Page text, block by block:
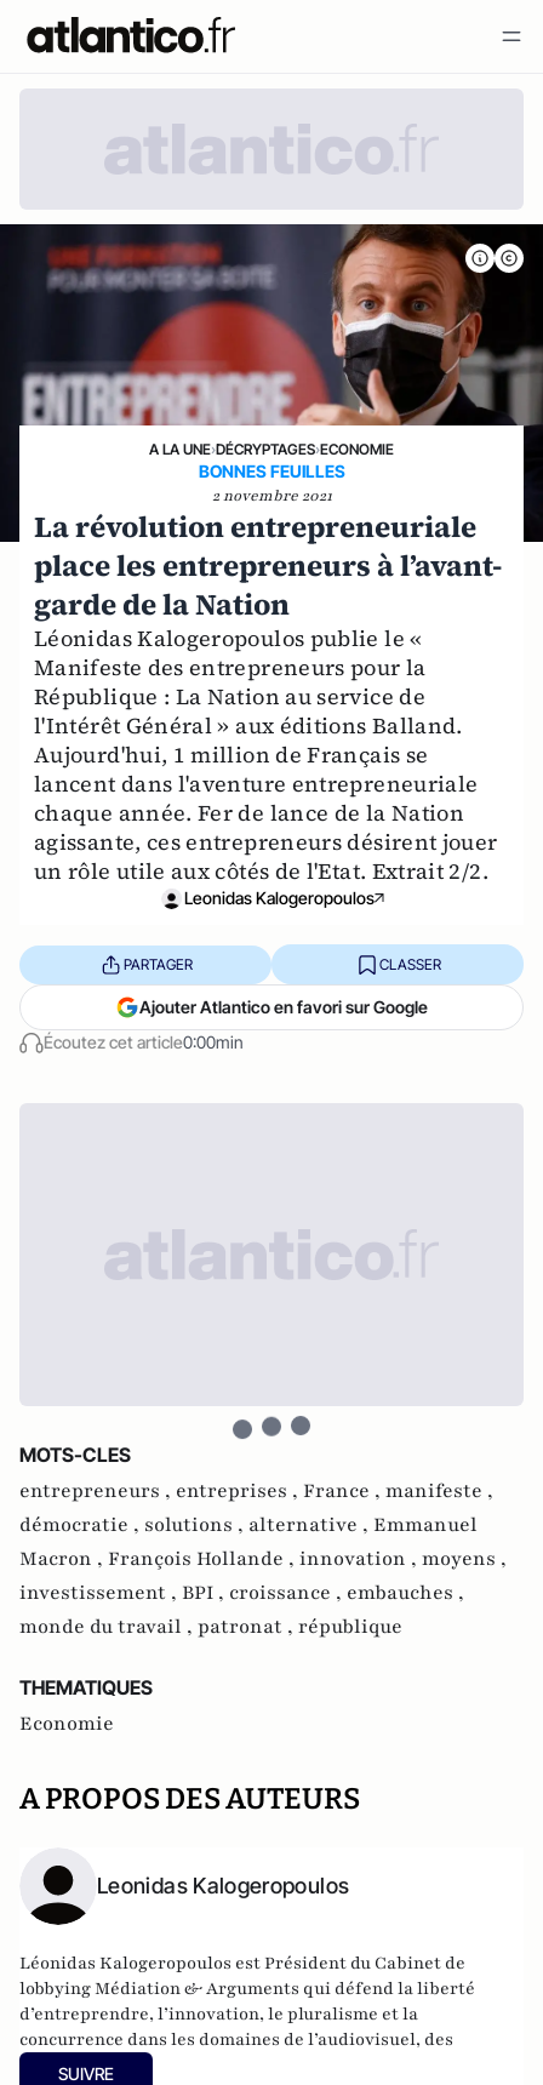
A LA UNE›DÉCRYPTAGES›ECONOMIE
BONNES FEUILLES
2 novembre 2021
La révolution entrepreneuriale
place les entrepreneurs à l’avant-
garde de la Nation
Léonidas Kalogeropoulos publie le «
Manifeste des entrepreneurs pour la
République : La Nation au service de
l'Intérêt Général » aux éditions Balland.
Aujourd'hui, 1 million de Français se
lancent dans l'aventure entrepreneuriale
chaque année. Fer de lance de la Nation
agissante, ces entrepreneurs désirent jouer
un rôle utile aux côtés de l'Etat. Extrait 2/2.
Leonidas Kalogeropoulos
Écoutez cet article0:00min
PARTAGER CLASSER
Ajouter Atlantico en favori sur Google
MOTS-CLES
entrepreneurs , entreprises , France , manifeste ,
démocratie , solutions , alternative , Emmanuel
Macron , François Hollande , innovation , moyens ,
investissement , BPI , croissance , embauches ,
monde du travail , patronat , république
THEMATIQUES
Economie
A PROPOS DES AUTEURS
Leonidas Kalogeropoulos
Léonidas Kalogeropoulos est Président du Cabinet de
lobbying Médiation & Arguments qui défend la liberté
d’entreprendre, l’innovation, le pluralisme et la
concurrence dans les domaines de l’audiovisuel, des
télécoms, du sport, d’Internet, de l’énergie, de la presse…
SUIVRE